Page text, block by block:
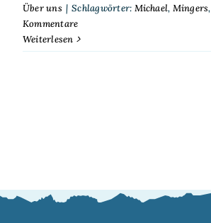
Über uns | Schlagwörter: Michael, Mingers,
Kommentare
Weiterlesen